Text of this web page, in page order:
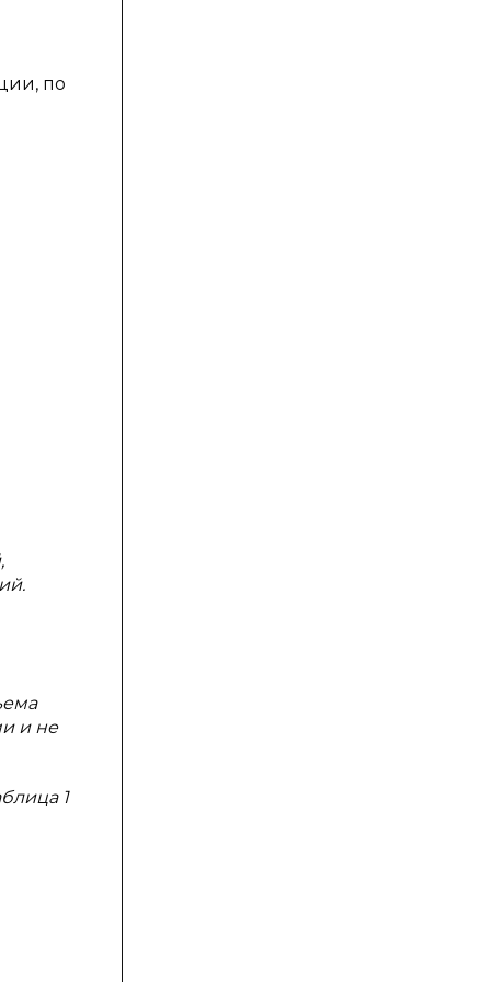
по
и не
1